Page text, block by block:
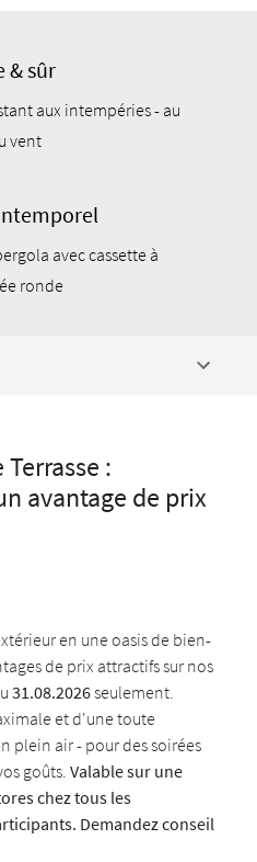
& sûr
aux intempéries - au
vent
avec cassette à
ronde
:
avantage de prix
en une oasis de bien-
de prix attractifs sur nos
31.08.2026seulement.
et d'une toute
plein air - pour des soirées
goûts.Valable sur une
chez tous les
Demandez conseil